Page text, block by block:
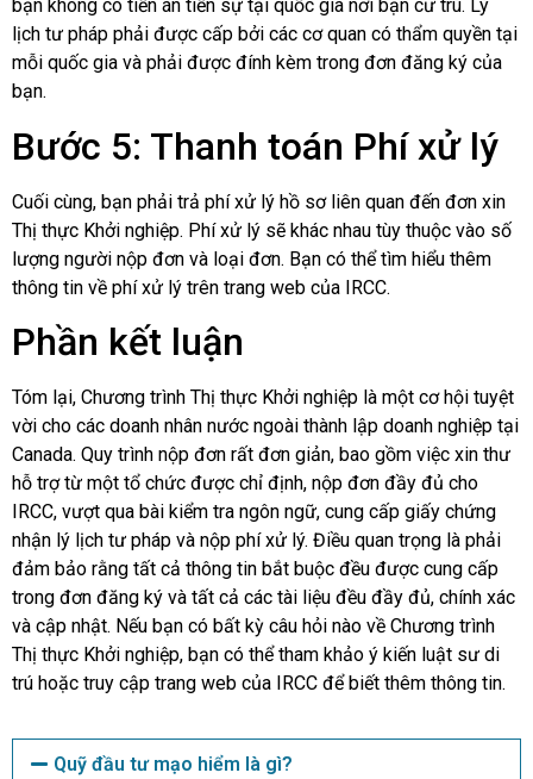
bạn không có tiền án tiền sự tại quốc gia nơi bạn cư trú. Lý
lịch tư pháp phải được cấp bởi các cơ quan có thẩm quyền tại
mỗi quốc gia và phải được đính kèm trong đơn đăng ký của
bạn.
Bước 5: Thanh toán Phí xử lý
Cuối cùng, bạn phải trả phí xử lý hồ sơ liên quan đến đơn xin
Thị thực Khởi nghiệp. Phí xử lý sẽ khác nhau tùy thuộc vào số
lượng người nộp đơn và loại đơn. Bạn có thể tìm hiểu thêm
thông tin về phí xử lý trên trang web của IRCC.
Phần kết luận
Tóm lại, Chương trình Thị thực Khởi nghiệp là một cơ hội tuyệt
vời cho các doanh nhân nước ngoài thành lập doanh nghiệp tại
Canada. Quy trình nộp đơn rất đơn giản, bao gồm việc xin thư
hỗ trợ từ một tổ chức được chỉ định, nộp đơn đầy đủ cho
IRCC, vượt qua bài kiểm tra ngôn ngữ, cung cấp giấy chứng
nhận lý lịch tư pháp và nộp phí xử lý. Điều quan trọng là phải
đảm bảo rằng tất cả thông tin bắt buộc đều được cung cấp
trong đơn đăng ký và tất cả các tài liệu đều đầy đủ, chính xác
và cập nhật. Nếu bạn có bất kỳ câu hỏi nào về Chương trình
Thị thực Khởi nghiệp, bạn có thể tham khảo ý kiến luật sư di
trú hoặc truy cập trang web của IRCC để biết thêm thông tin.
Quỹ đầu tư mạo hiểm là gì?